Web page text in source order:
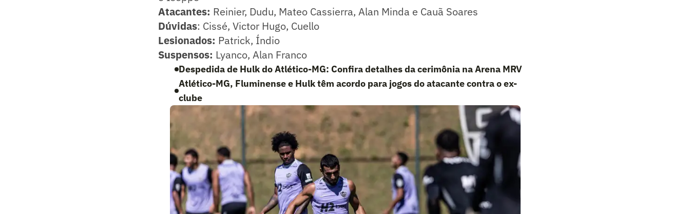
Atacantes: Reinier, Dudu, Mateo Cassierra, Alan Minda e Cauã Soares
Dúvidas: Cissé, Victor Hugo, Cuello
Lesionados: Patrick, Índio
Suspensos: Lyanco, Alan Franco
Despedida de Hulk do Atlético-MG: Confira detalhes da cerimônia na Arena MRV
Atlético-MG, Fluminense e Hulk têm acordo para jogos do atacante contra o ex-
clube